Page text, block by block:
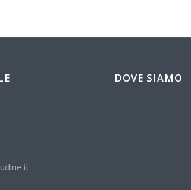
DOVE SIAMO